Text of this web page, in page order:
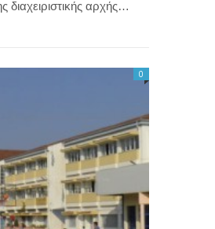
διαχειριστικής αρχής…
0